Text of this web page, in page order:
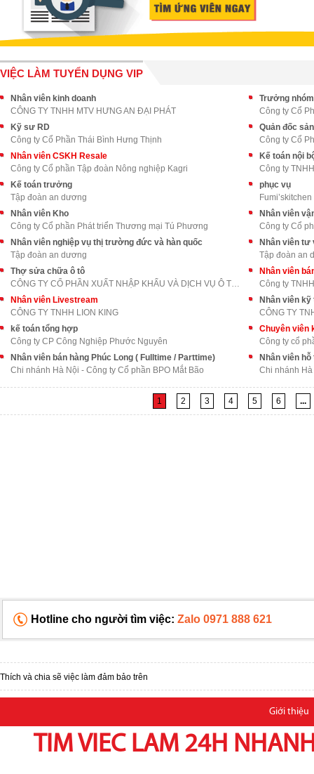
VIỆC LÀM TUYỂN DỤNG VIP
Nhân viên kinh doanh
CÔNG TY TNHH MTV HƯNG AN ĐẠI PHÁT
Trưởng
Công ty Cổ
Kỹ sư RD
Công ty Cổ Phần Thái Bình Hưng Thịnh
Quản đốc
Công ty Cổ
Nhân viên CSKH Resale
Công ty Cổ phần Tập đoàn Nông nghiệp Kagri
Kế toán nội
Công ty
Kế toán trưởng
Tập đoàn an dương
phục vụ
Fumi’skitchen
Nhân viên Kho
Công ty Cổ phần Phát triển Thương mại Tú Phương
Nhân viên
Công ty Cổ
Nhân viên nghiệp vụ thị trường đức và hàn quốc
Tập đoàn an dương
Nhân viên tư
Tập đoàn an
Thợ sửa chữa ô tô
CÔNG TY CỔ PHẦN XUẤT NHẬP KHẨU VÀ DỊCH VỤ Ô TÔ LON
Nhân viên
Công ty
Nhân viên Livestream
CÔNG TY TNHH LION KING
Nhân viên
CÔNG TY
kế toán tổng hợp
Công ty CP Công Nghiệp Phước Nguyên
Công ty cổ
Nhân viên bán hàng Phúc Long ( Fulltime / Parttime)
Chi nhánh Hà Nội - Công ty Cổ phần BPO Mắt Bão
Nhân viên
Chi nhánh
1 2 3 4 5 6 ...
Hotline cho người tìm việc: Zalo 0971 888 621
Thích và chia sẽ việc làm đảm bảo trên
Giới thiệu
TIM VIEC LAM 24H